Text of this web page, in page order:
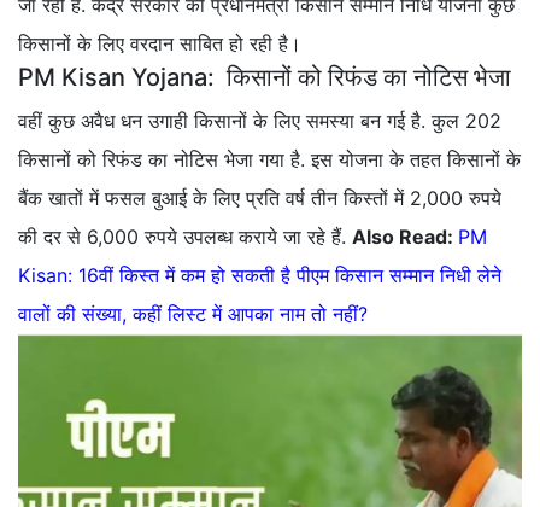
किसानों के लिए वरदान साबित हो रही है।
PM Kisan Yojana: किसानों को रिफंड का नोटिस भेजा
वहीं कुछ अवैध धन उगाही किसानों के लिए समस्या बन गई है. कुल 202
किसानों को रिफंड का नोटिस भेजा गया है. इस योजना के तहत किसानों के
बैंक खातों में फसल बुआई के लिए प्रति वर्ष तीन किस्तों में 2,000 रुपये
की दर से 6,000 रुपये उपलब्ध कराये जा रहे हैं. Also Read: PM
Kisan: 16वीं किस्त में कम हो सकती है पीएम किसान सम्मान निधी लेने
वालों की संख्या, कहीं लिस्ट में आपका नाम तो नहीं?